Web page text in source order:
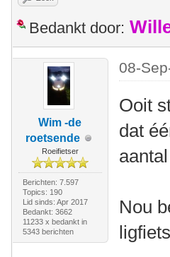
Bedankt door:
Wim -de
roetsende
Roeifietser
Berichten: 7.597
Topics: 190
Lid sinds: Apr 2017
Bedankt: 3662
11233 x bedankt in
5343 berichten
08-
Ooit
dat
Nou